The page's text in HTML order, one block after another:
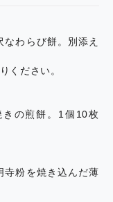
わらび餅。別添え
ください。
の煎餅。1個10枚
寺粉を焼き込んだ薄